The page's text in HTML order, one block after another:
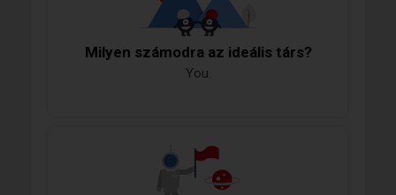
Milyen számodra az ideális társ?
You.